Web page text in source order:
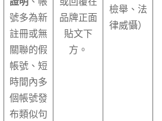
號多為新
註冊或無
關聯的假
帳號、短
時間內多
個帳號發
布類似句
品牌正面
貼文下
方。
檢舉、法
律威懾）